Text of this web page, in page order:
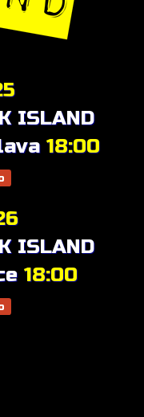
ISLAND
18:00
ISLAND
18:00